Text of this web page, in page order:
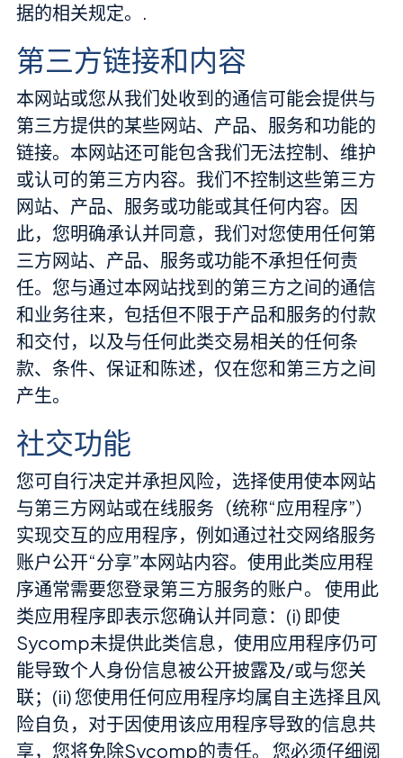
据的相关规定。.
第三方链接和内容
本网站或您从我们处收到的通信可能会提供与
第三方提供的某些网站、产品、服务和功能的
链接。本网站还可能包含我们无法控制、维护
或认可的第三方内容。我们不控制这些第三方
网站、产品、服务或功能或其任何内容。因
此，您明确承认并同意，我们对您使用任何第
三方网站、产品、服务或功能不承担任何责
任。您与通过本网站找到的第三方之间的通信
和业务往来，包括但不限于产品和服务的付款
和交付，以及与任何此类交易相关的任何条
款、条件、保证和陈述，仅在您和第三方之间
产生。
社交功能
您可自行决定并承担风险，选择使用使本网站
与第三方网站或在线服务（统称“应用程序”）
实现交互的应用程序，例如通过社交网络服务
账户公开“分享”本网站内容。使用此类应用程
序通常需要您登录第三方服务的账户。 使用此
类应用程序即表示您确认并同意：(i) 即使
Sycomp未提供此类信息，使用应用程序仍可
能导致个人身份信息被公开披露及/或与您关
联；(ii) 您使用任何应用程序均属自主选择且风
险自负，对于因使用该应用程序导致的信息共
享，您将免除Sycomp的责任。 您必须仔细阅